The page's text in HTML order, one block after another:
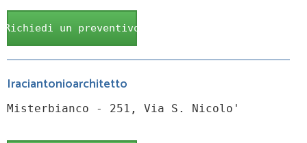
Richiedi un preventivo
Iraciantonioarchitetto
Misterbianco - 251, Via S. Nicolo'